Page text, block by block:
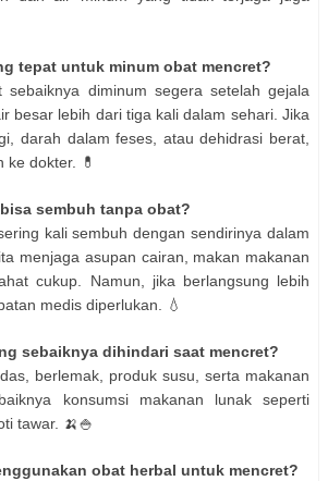
tepat untuk minum obat mencret?
sebaiknya diminum segera setelah gejala
besar lebih dari tiga kali dalam sehari. Jika
darah dalam feses, atau dehidrasi berat,
ke dokter. 💊
sembuh tanpa obat?
kali sembuh dengan sendirinya dalam
menjaga asupan cairan, makan makanan
cukup. Namun, jika berlangsung lebih
medis diperlukan. 💧
sebaiknya dihindari saat mencret?
berlemak, produk susu, serta makanan
konsumsi makanan lunak seperti
tawar. 🍌🍚
obat herbal untuk mencret?